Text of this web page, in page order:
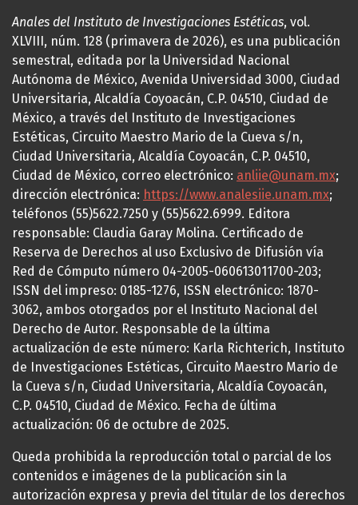
Anales del Instituto de Investigaciones Estéticas, vol.
XLVIII, núm. 128 (primavera de 2026), es una publicación
semestral, editada por la Universidad Nacional
Autónoma de México, Avenida Universidad 3000, Ciudad
Universitaria, Alcaldía Coyoacán, C.P. 04510, Ciudad de
México, a través del Instituto de Investigaciones
Estéticas, Circuito Maestro Mario de la Cueva s/n,
Ciudad Universitaria, Alcaldía Coyoacán, C.P. 04510,
Ciudad de México, correo electrónico: anliie@unam.mx;
dirección electrónica: https://www.analesiie.unam.mx;
teléfonos (55)5622.7250 y (55)5622.6999. Editora
responsable: Claudia Garay Molina. Certificado de
Reserva de Derechos al uso Exclusivo de Difusión vía
Red de Cómputo número 04-2005-060613011700-203;
ISSN del impreso: 0185-1276, ISSN electrónico: 1870-
3062, ambos otorgados por el Instituto Nacional del
Derecho de Autor. Responsable de la última
actualización de este número: Karla Richterich, Instituto
de Investigaciones Estéticas, Circuito Maestro Mario de
la Cueva s/n, Ciudad Universitaria, Alcaldía Coyoacán,
C.P. 04510, Ciudad de México. Fecha de última
actualización: 06 de octubre de 2025.
Queda prohibida la reproducción total o parcial de los
contenidos e imágenes de la publicación sin la
autorización expresa y previa del titular de los derechos